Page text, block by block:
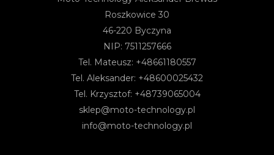
Roszkowice 30
46-220 Byczyna
NIP: 7511257666
Tel. Mateusz: +48661180557
Tel. Aleksander: +48600025432
Tel. Krzysztof: +48739065004
sklep@moto-technology.pl
info@moto-technology.pl